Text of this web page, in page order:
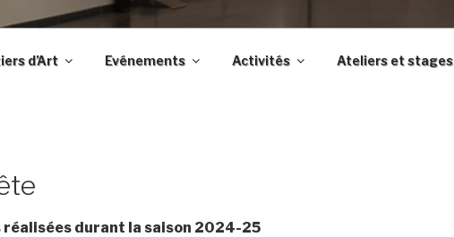
d’Art Evénements Activités Ateliers et stages
réalisées durant la saison 2024-25